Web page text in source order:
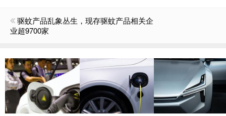
驱蚊产品乱象丛生，现存驱蚊产品相关企
业超9700家